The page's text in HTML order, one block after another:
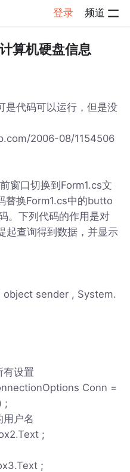
登录 频道
算机硬盘信息
是代码可以运行，但是没
2006-08/1154506
窗口切换到Form1.cs文
替换Form1.cs中的butto
。下列代码的作用是对
起查询得到数据，并显示
object sender , System.
设置
Conn =
;
户名
;
;